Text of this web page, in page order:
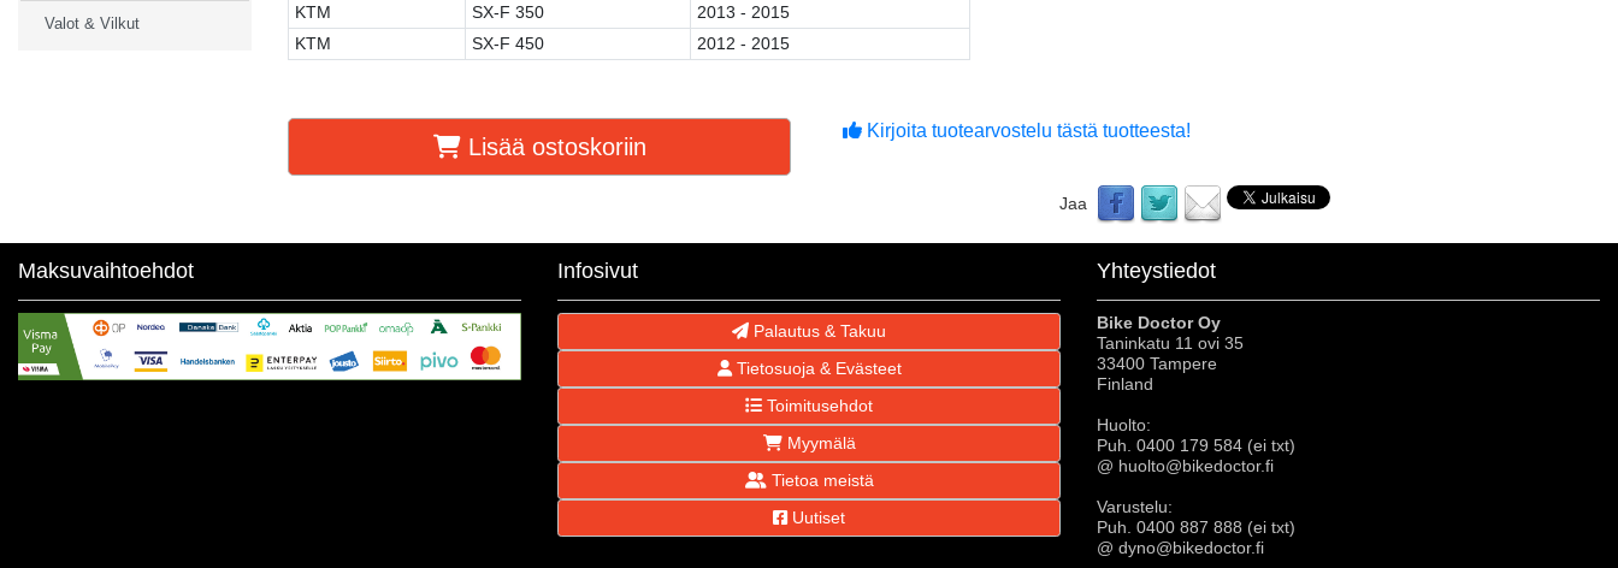
KTM
SX-F 350
2013 - 2015
KTM
SX-F 450 2012 - 2015
Lisää ostoskoriin
Kirjoita tuotearvostelu tästä tuotteesta!
Jaa
Valot & Vilkut
Maksuvaihtoehdot Infosivut
Palautus & Takuu
Tietosuoja & Evästeet
Toimitusehdot
Myymälä
Tietoa meistä
Uutiset
Yhteystiedot
Bike Doctor Oy
Taninkatu 11 ovi 35
33400 Tampere
Finland
Huolto:
Puh. 0400 179 584 (ei txt)
@ huolto@bikedoctor.fi
Varustelu:
Puh. 0400 887 888 (ei txt)
@ dyno@bikedoctor.fi